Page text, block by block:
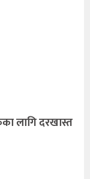
लागि दरखास्त